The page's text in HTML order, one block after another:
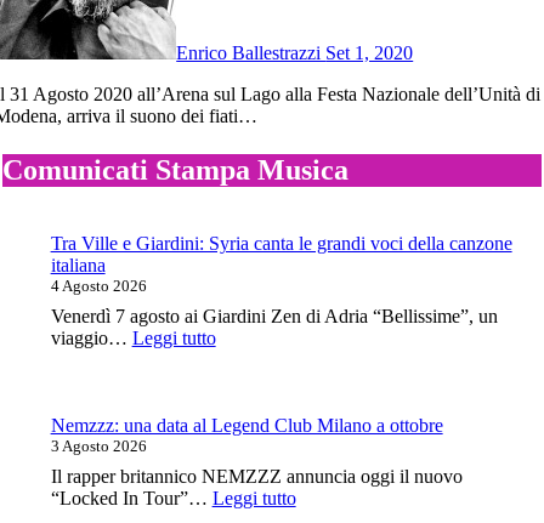
Enrico Ballestrazzi Set 1, 2020
di
arriva il suono dei fiati…
Comunicati Stampa Musica
Tra Ville e Giardini: Syria canta le grandi voci della canzone
italiana
4 Agosto 2026
Venerdì 7 agosto ai Giardini Zen di Adria “Bellissime”, un
viaggio… Leggi tutto:
Giardini:
canta
le
grandi
Nemzzz: una data al Legend Club Milano a ottobre
3 Agosto 2026
Il rapper britannico NEMZZZ annuncia oggi il nuovo
“Locked In Tour”… Leggi tutto: